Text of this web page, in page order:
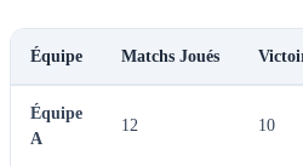
Équipe Matchs Joués
Équipe
A
12 10